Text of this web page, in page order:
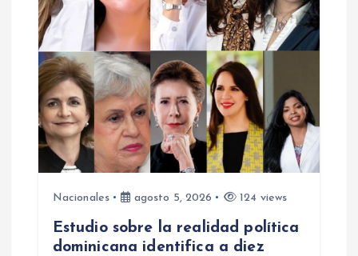
Nacionales agosto 5, 2026 124 views
Estudio sobre la realidad política
dominicana identifica a diez